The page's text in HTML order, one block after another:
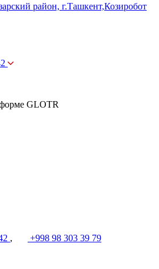
район, г.Ташкент,Козиробот
GLOTR
,
+998 98 303 39 79